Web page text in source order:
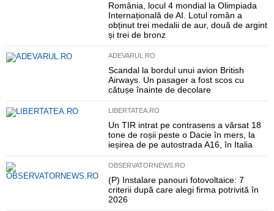
România, locul 4 mondial la Olimpiada
Internațională de AI. Lotul român a
obținut trei medalii de aur, două de argint
și trei de bronz
ADEVARUL.RO
Scandal la bordul unui avion British
Airways. Un pasager a fost scos cu
cătușe înainte de decolare
LIBERTATEA.RO
Un TIR intrat pe contrasens a vărsat 18
tone de roșii peste o Dacie în mers, la
ieșirea de pe autostrada A16, în Italia
OBSERVATORNEWS.RO
(P) Instalare panouri fotovoltaice: 7
criterii după care alegi firma potrivită în
2026